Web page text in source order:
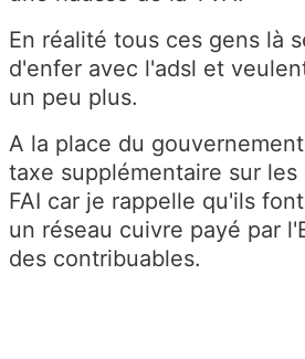
En réalité tous ces gens là
d'enfer avec l'adsl et
un peu plus.
A la place du
taxe supplémentaire sur
FAI car je rappelle qu'ils
un réseau cuivre payé par
des contribuables.